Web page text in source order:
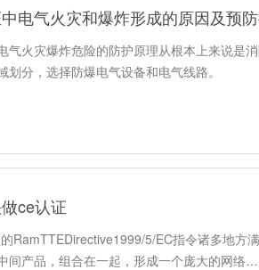
电气火灾和爆炸形成的原因及预
气火灾爆炸危险的防护原理从根本上来说是
划分，选择防爆电气设备和电气线路。
ce认证
RamTTEDirective1999/5/EC指令诸多地方
间产品，组合在一起，形成一个庞大的网络…